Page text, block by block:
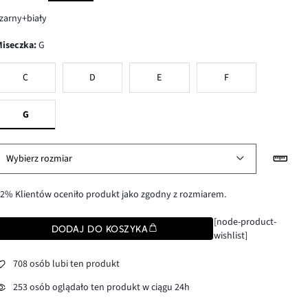
Miseczka:G
C D E F
G
Wybierz rozmiar
Klientów oceniło produkt jako zgodny z rozmiarem.
DODAJ DO KOSZYKA
[node-product-
wishlist]
708 osób lubi ten produkt
253 osób oglądało ten produkt w ciągu 24h